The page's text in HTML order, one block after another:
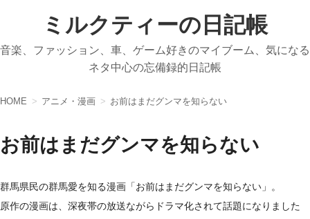
ミルクティーの日記帳
音楽、ファッション、車、ゲーム好きのマイブーム、気になる
ネタ中心の忘備録的日記帳
HOME アニメ・漫画 お前はまだグンマを知らない
お前はまだグンマを知らない
群馬県民の群馬愛を知る漫画「お前はまだグンマを知らない」。
原作の漫画は、深夜帯の放送ながらドラマ化されて話題になりました